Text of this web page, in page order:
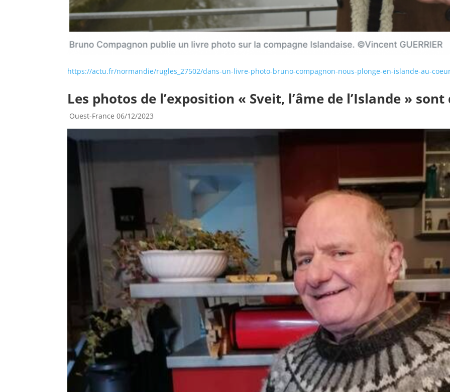
https://actu.fr/normandie/rugles_27502/dans-un-livre-photo-bruno-compagnon-nous-plonge-en-islande-au-
Les photos de l’exposition « Sveit, l’âme de l’Islande »
Ouest-France 06/12/2023